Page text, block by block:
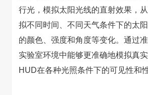
行光，模拟太阳光线的直射效果，
拟不同时间、不同天气条件下的太
的颜色、强度和角度等变化。通过
实验室环境中能够更准确地模拟真
HUD在各种光照条件下的可见性和性